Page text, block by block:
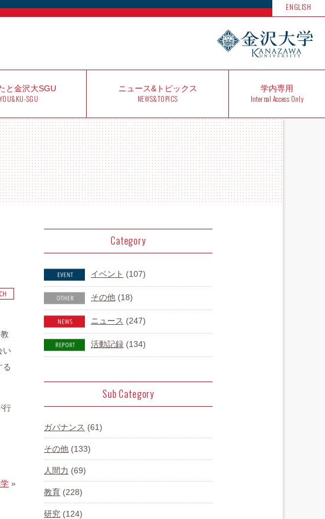
ENGLISH
と金沢大SGU
YOU&KU-SGU
ニュース&トピックス
NEWS&TOPICS
学内専用
Internal Access Only
い
る
行
»
Category
イベント (107)
その他 (18)
ニュース (247)
活動記録 (134)
Sub Category
ガバナンス (61)
その他 (133)
人間力 (69)
教育 (228)
研究 (124)